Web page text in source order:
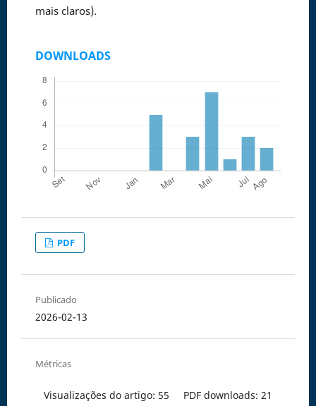
mais claros).
DOWNLOADS
PDF
Publicado
2026-02-13
Métricas
Visualizações do artigo: 55 PDF downloads: 21